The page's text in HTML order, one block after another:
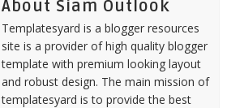
About Siam Outlook
Templatesyard is a blogger resources
site is a provider of high quality blogger
template with premium looking layout
and robust design. The main mission of
templatesyard is to provide the best